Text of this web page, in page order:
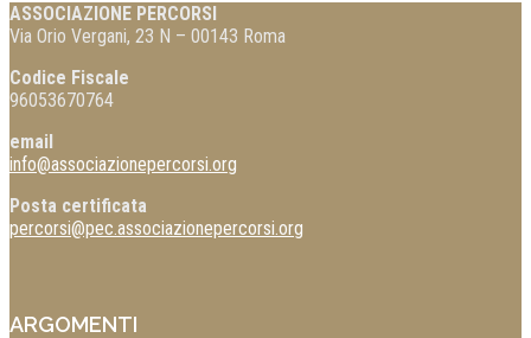
ASSOCIAZIONE PERCORSI
Via Orio Vergani, 23 N – 00143 Roma
Codice Fiscale
96053670764
email
info@associazionepercorsi.org
Posta certificata
percorsi@pec.associazionepercorsi.org
ARGOMENTI